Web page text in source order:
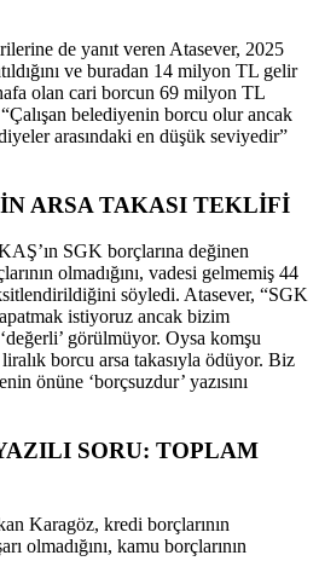
de yanıt veren Atasever, 2025
ve buradan 14 milyon TL gelir
olan cari borcun 69 milyon TL
belediyenin borcu olur ancak
arasındaki en düşük seviyedir”
ARSA TAKASI TEKLİFİ
SGK borçlarına değinen
olmadığını, vadesi gelmemiş 44
söyledi. Atasever, “SGK
istiyoruz ancak bizim
görülmüyor. Oysa komşu
borcu arsa takasıyla ödüyor. Biz
önüne ‘borçsuzdur’ yazısını
SORU: TOPLAM
Karagöz, kredi borçlarının
olmadığını, kamu borçlarının